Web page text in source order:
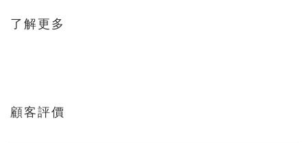
了解更多
顧客評價